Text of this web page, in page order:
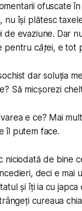
ofuscate
își plătesc
de evaziune. Dar
pentru căței, e tot
dar soluția
Să micșorezi
e ce? Mai
îl putem face.
de bine
deci e mai
și îți ia cu
cureaua